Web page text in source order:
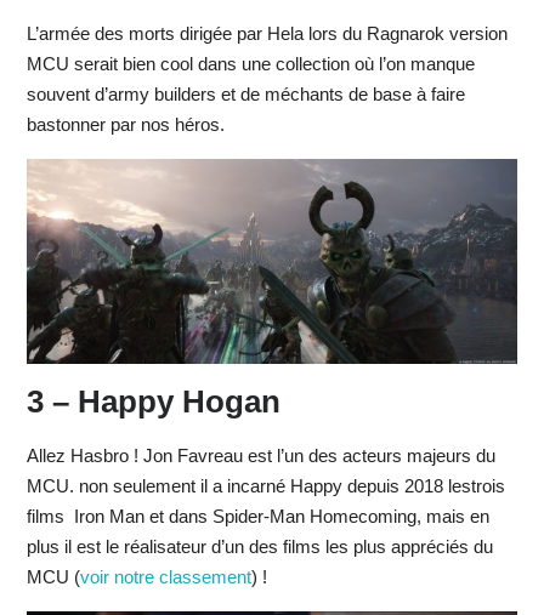
L’armée des morts dirigée par Hela lors du Ragnarok version
MCU serait bien cool dans une collection où l’on manque
souvent d’army builders et de méchants de base à faire
bastonner par nos héros.
3 – Happy Hogan
Allez Hasbro ! Jon Favreau est l’un des acteurs majeurs du
MCU. non seulement il a incarné Happy depuis 2018 lestrois
films Iron Man et dans Spider-Man Homecoming, mais en
plus il est le réalisateur d’un des films les plus appréciés du
MCU (voir notre classement) !